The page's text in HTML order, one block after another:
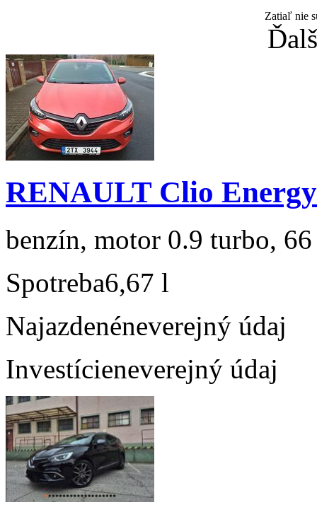
Zatiaľ nie
RENAULT Clio
benzín, motor 0.9 turbo,
Spotreba6,67 l
Najazdenéneverejný údaj
Investícieneverejný údaj